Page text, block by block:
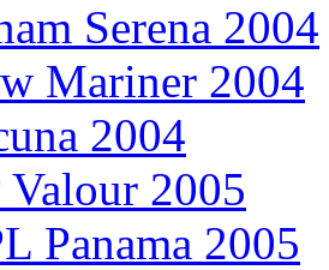
Serena 2004
Mariner 2004
2004
Valour 2005
Panama 2005